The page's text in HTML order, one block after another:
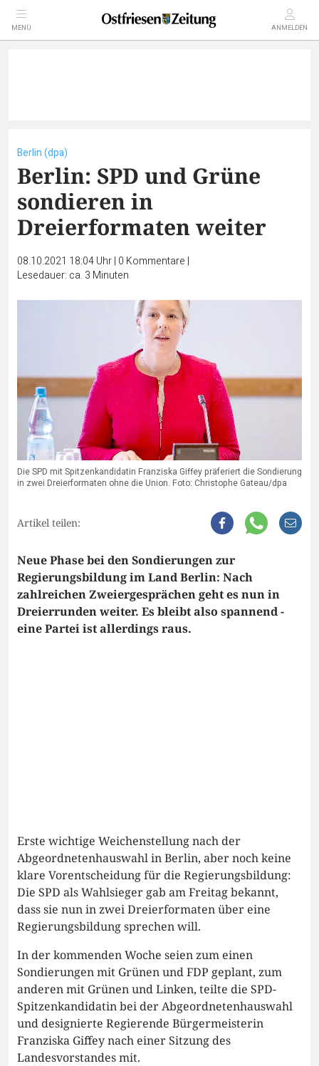
MENÜ ANMELDEN
Berlin (dpa)
Berlin: SPD und Grüne
sondieren in
Dreierformaten weiter
08.10.2021 18:04 Uhr| 0 Kommentare |
Lesedauer: ca. 3 Minuten
Die SPD mit Spitzenkandidatin Franziska Giffey präferiert die Sondierung
in zwei Dreierformaten ohne die Union. Foto: Christophe Gateau/dpa
Artikel teilen:
Neue Phase bei den Sondierungen zur
Regierungsbildung im Land Berlin: Nach
zahlreichen Zweiergesprächen geht es nun in
Dreierrunden weiter. Es bleibt also spannend -
eine Partei ist allerdings raus.
Erste wichtige Weichenstellung nach der
Abgeordnetenhauswahl in Berlin, aber noch keine
klare Vorentscheidung für die Regierungsbildung:
Die SPD als Wahlsieger gab am Freitag bekannt,
dass sie nun in zwei Dreierformaten über eine
Regierungsbildung sprechen will.
In der kommenden Woche seien zum einen
Sondierungen mit Grünen und FDP geplant, zum
anderen mit Grünen und Linken, teilte die SPD-
Spitzenkandidatin bei der Abgeordnetenhauswahl
und designierte Regierende Bürgermeisterin
Franziska Giffey nach einer Sitzung des
Landesvorstandes mit.